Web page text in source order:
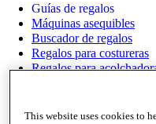
Guías de regalos
Máquinas asequibles
Buscador de regalos
Regalos para costureras
Regalos para
This website uses cookies to